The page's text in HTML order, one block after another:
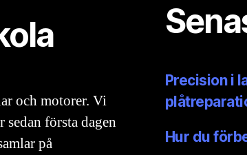
och motorer. Vi
sedan första dagen
på
Precision i
Hur du